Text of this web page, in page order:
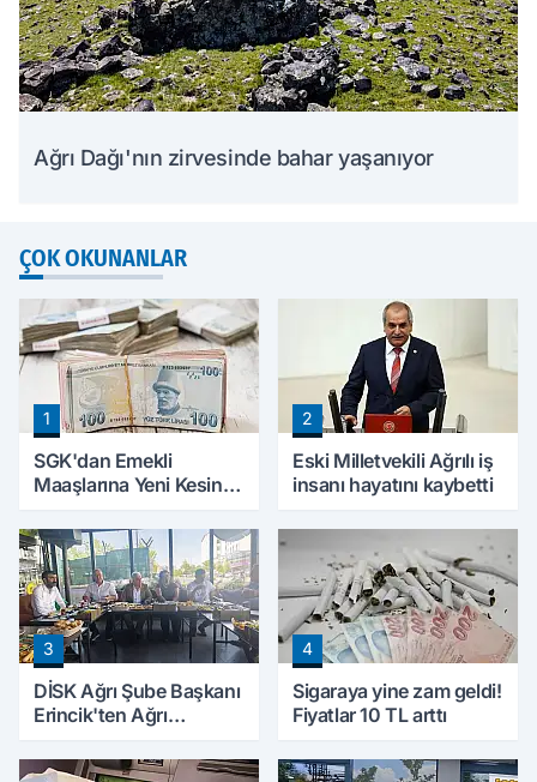
Ağrı Dağı'nın zirvesinde bahar yaşanıyor
ÇOK OKUNANLAR
1
SGK'dan Emekli
Maaşlarına Yeni Kesinti
Borçları Aylıklardan
Tahsil Edilecek
2
Eski Milletvekili Ağrılı iş
insanı hayatını kaybetti
3
DİSK Ağrı Şube Başkanı
Erincik'ten Ağrı
4
Sigaraya yine zam geldi!
Fiyatlar 10 TL arttı